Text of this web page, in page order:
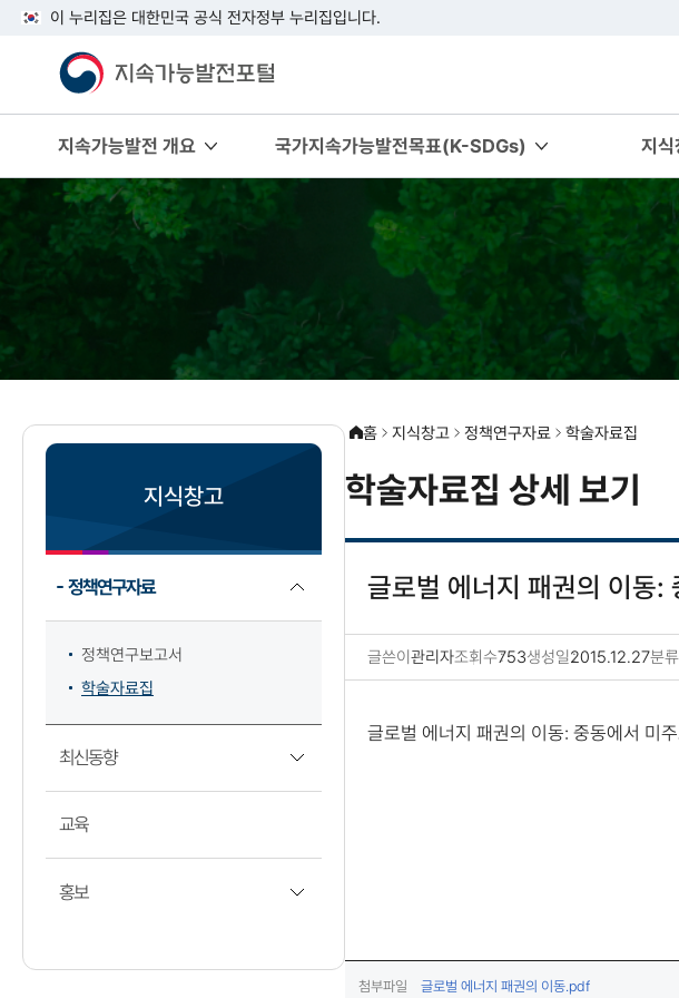
이 누리집은 대한민국 공식 전자정부 누리집입니다.
지속가능발전 개요 국가지속가능발전목표(K-SDGs) 지식
지식창고
정책연구자료
정책연구보고서
학술자료집
최신동향
교육
홍보
홈 지식창고 정책연구자료 학술자료집
학술자료집 상세 보기
글로벌 에너지 패권의 이동:
글쓴이관리자조회수753생성일2015.12.27분류
글로벌 에너지 패권의 이동: 중동에서 미
첨부파일 글로벌 에너지 패권의 이동.pdf(다운로드)